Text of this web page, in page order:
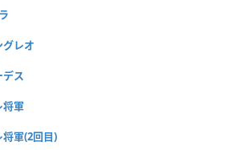
グレオ
デス
将軍
将軍(2回目)